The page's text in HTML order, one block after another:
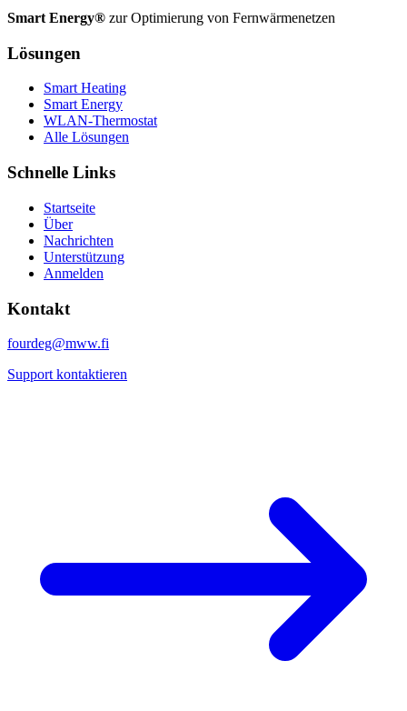
Smart Energy® zur Optimierung von Fernwärmenetzen
Lösungen
Smart Heating
Smart Energy
WLAN-Thermostat
Alle Lösungen
Schnelle Links
Startseite
Über
Nachrichten
Unterstützung
Anmelden
Kontakt
fourdeg@mww.fi
Support kontaktieren